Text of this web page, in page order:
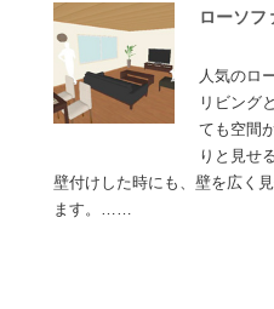
ローソフ
人気のロ
リビング
ても空間
りと見せ
壁付けした時にも、壁を広く
ます。……